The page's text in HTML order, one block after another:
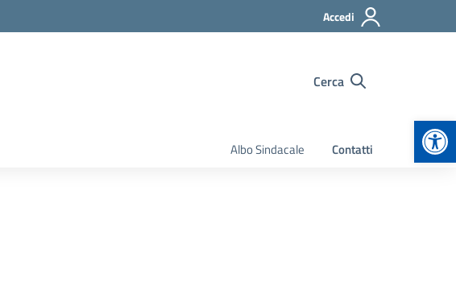
Accedi
Cerca
Albo Sindacale Contatti